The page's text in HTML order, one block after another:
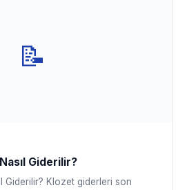
📝
Giderilir?
Giderilir? Klozet giderleri son